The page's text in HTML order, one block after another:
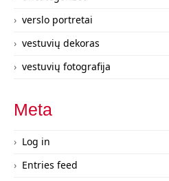
verslo portretai
vestuvių dekoras
vestuvių fotografija
Meta
Log in
Entries feed